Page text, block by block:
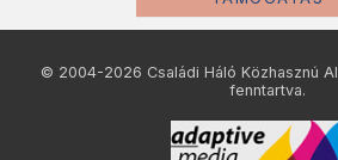
© 2004-2026 Családi Háló Közhasznú
fenntartva.